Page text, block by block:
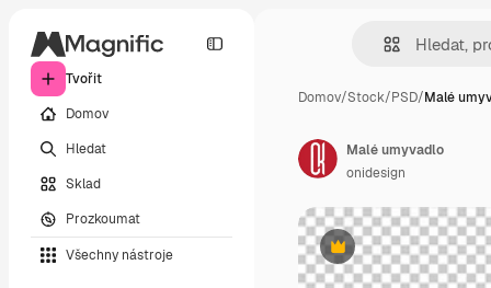
Tvořit
Domov
Hledat
Sklad
Prozkoumat
Všechny nástroje
Domov/Stock/PSD/Malé
Premium
Malé umyvadlo
onidesign